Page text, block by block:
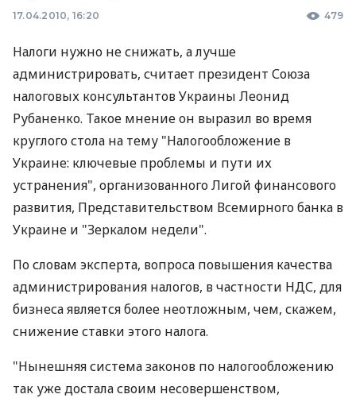
17.04.2010, 16:20 479
Налоги нужно не снижать, а лучше
администрировать, считает президент Союза
налоговых консультантов Украины Леонид
Рубаненко. Такое мнение он выразил во время
круглого стола на тему "Налогообложение в
Украине: ключевые проблемы и пути их
устранения", организованного Лигой финансового
развития, Представительством Всемирного банка в
Украине и "Зеркалом недели".
По словам эксперта, вопроса повышения качества
администрирования налогов, в частности НДС, для
бизнеса является более неотложным, чем, скажем,
снижение ставки этого налога.
"Нынешняя система законов по налогообложению
так уже достала своим несовершенством,